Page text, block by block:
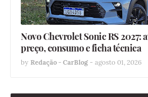
Novo Chevrolet Sonic RS 2027:
preço, consumo e ficha técnica
by Redação - CarBlog - agosto 01, 2026